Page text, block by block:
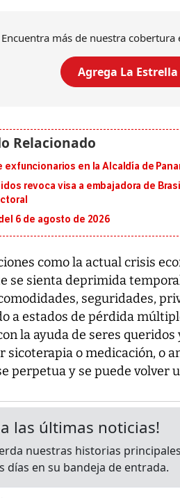
Encuentra más de nuestra
Agrega La
exfuncionarios en la Alcaldía de
revoca visa a embajadora de
6 de agosto de 2026
como la actual crisis
se sienta deprimida
seguridades,
a estados de pérdida
la ayuda de seres
sicoterapia o medicación, o
perpetua y se puede volver